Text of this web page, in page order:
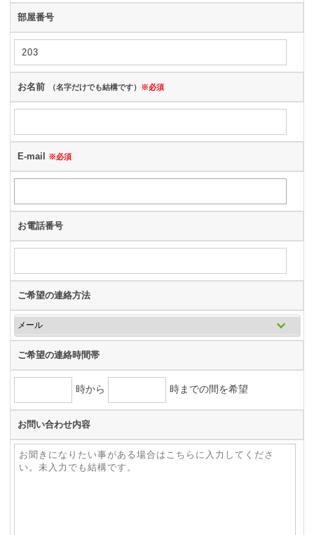
部屋番号
お名前 （名字だけでも結構です） ※必須
E-mail ※必須
お電話番号
ご希望の連絡方法
ご希望の連絡時間帯
時から 時までの間を希望
お問い合わせ内容